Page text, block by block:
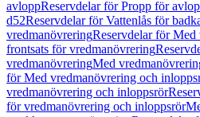
avloppReservdelar för Propp för
d52Reservdelar för Vattenlås för
vredmanövreringReservdelar för
frontsats för vredmanövrering
vredmanövreringMed
för Med vredmanövrering och
vredmanövrering och inloppsrör
för vredmanövrering och inloppsrör